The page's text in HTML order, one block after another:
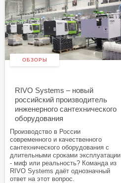
ОБЗОРЫ
RIVO Systems – новый
российский производитель
инженерного сантехнического
оборудования
Производство в России
современного и качественного
сантехнического оборудования с
длительными сроками эксплуатации
- миф или реальность? Команда из
RIVO Systems даёт однозначный
ответ на этот вопрос.